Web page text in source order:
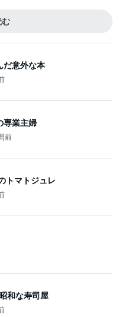
む
だ意外な本
専業主婦
前
トマトジュレ
和な寿司屋